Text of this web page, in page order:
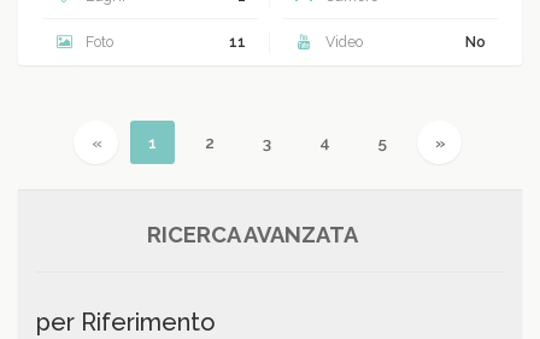
Foto 11 Video No
«Previous
1 (current)
2 3 4 5 »Next
RICERCA AVANZATA
per Riferimento